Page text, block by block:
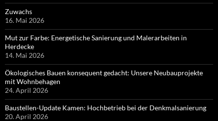
Zuwachs
16. Mai 2026
Mut zur Farbe: Energetische Sanierung und Malerarbeiten in
Herdecke
14. Mai 2026
Ökologisches Bauen konsequent gedacht: Unsere Neubauprojekte
mit Wohnbehagen
24. April 2026
Baustellen-Update Kamen: Hochbetrieb bei der Denkmalsanierung
20. April 2026